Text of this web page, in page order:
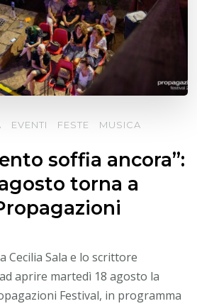
EVENTI FESTE
MUSICA
soffia ancora”:
torna a
Cecilia Sala e lo scrittore
aprire martedì 18 agosto la
Festival, in programma